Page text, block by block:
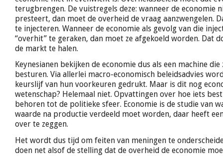
terugbrengen. De vuistregels deze: wanneer de economie
presteert, dan moet de overheid de vraag aanzwengelen.
te injecteren. Wanneer de economie als gevolg van die
“overhit” te geraken, dan moet ze afgekoeld worden. Dat
de markt te halen.
Keynesianen bekijken de economie dus als een machine
besturen. Via allerlei macro-economisch beleidsadvies
keurslijf van hun voorkeuren gedrukt. Maar is dit nog
wetenschap? Helemaal niet. Opvattingen over hoe iets
behoren tot de politieke sfeer. Economie is de studie van
waarde na productie verdeeld moet worden, daar heeft
over te zeggen.
Het wordt dus tijd om feiten van meningen te
doen net alsof de stelling dat de overheid de economie